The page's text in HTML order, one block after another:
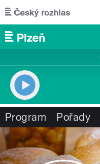
Přejít k hlavnímu obsahu
Program Pořady